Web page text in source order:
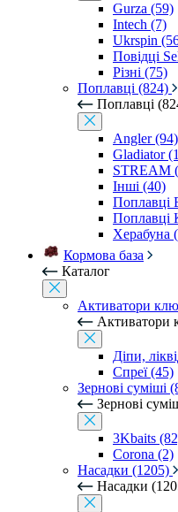
Gurza (59)
Intech (7)
Ukrspin
Повідці
Різні (75)
Поплавці (824)
Поплавці
Angler (94)
Gladiator
STREAM
Інші (40)
Поплавці
Поплавці
Херабуна
Кормова база
Каталог
Активатори
Активатори
Діпи,
Спреї (45)
Зернові суміші
Зернові
3Kbaits
Corona (2)
Насадки (1205)
Насадки